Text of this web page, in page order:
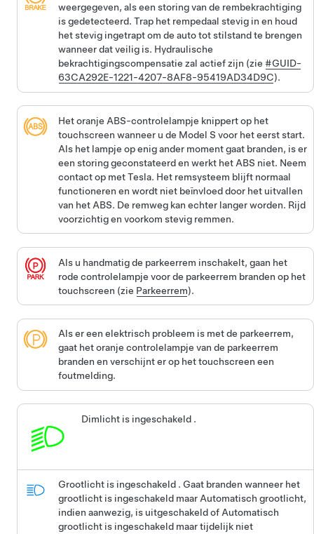
weergegeven, als een storing van de rembekrachtiging
is gedetecteerd. Trap het rempedaal stevig in en houd
het stevig ingetrapt om de auto tot stilstand te brengen
wanneer dat veilig is. Hydraulische
bekrachtigingscompensatie zal actief zijn (zie #GUID-
63CA292E-1221-4207-8AF8-95419AD34D9C).
Het oranje ABS-controlelampje knippert op het
touchscreen wanneer u de Model S voor het eerst start.
Als het lampje op enig ander moment gaat branden, is er
een storing geconstateerd en werkt het ABS niet. Neem
contact op met Tesla. Het remsysteem blijft normaal
functioneren en wordt niet beïnvloed door het uitvallen
van het ABS. De remweg kan echter langer worden. Rijd
voorzichtig en voorkom stevig remmen.
Als u handmatig de parkeerrem inschakelt, gaan het
rode controlelampje voor de parkeerrem branden op het
touchscreen (zie Parkeerrem).
Als er een elektrisch probleem is met de parkeerrem,
gaat het oranje controlelampje van de parkeerrem
branden en verschijnt er op het touchscreen een
foutmelding.
Dimlicht is ingeschakeld .
Grootlicht is ingeschakeld . Gaat branden wanneer het
grootlicht is ingeschakeld maar Automatisch grootlicht,
indien aanwezig, is uitgeschakeld of Automatisch
grootlicht is ingeschakeld maar tijdelijk niet